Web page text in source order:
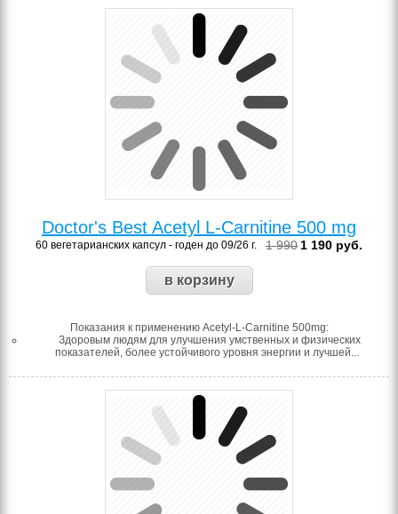
Doctor's Best Acetyl L-Carnitine 500 mg
60 вегетарианских капсул - годен до 09/26 г. 1 990 1 190 руб.
Показания к применению Acetyl-L-Carnitine 500mg:
Здоровым людям для улучшения умственных и физических
показателей, более устойчивого уровня энергии и лучшей...